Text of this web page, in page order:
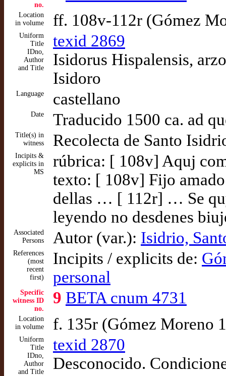
no.
Location
in volume
ff. 108v-112r (Gómez
Uniform
Title
IDno,
Author
and Title
texid 2869
Isidorus Hispalensis,
Isidoro
Language castellano
Date Traducido 1500 ca. ad
Title(s) in
witness
Recolecta de Santo
Incipits &
explicits in
MS
rúbrica: [ 108v] Aquj
texto: [ 108v] Fijo
dellas … [ 112r] … Se
leyendo no desdenes
Associated
Persons
Autor (var.): Isidrio,
References
(most
recent
first)
Incipits / explicits de:
personal
Specific
witness ID
no.
9 BETA cnum 4731
Location
in volume
f. 135r (Gómez Moreno
Uniform
Title
IDno,
Author
and Title
texid 2870
Desconocido.